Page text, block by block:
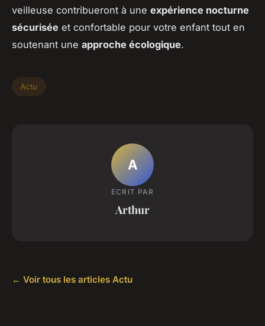
veilleuse contribueront à une expérience nocturne
sécurisée et confortable pour votre enfant tout en
soutenant une approche écologique.
Actu
A
ECRIT PAR
Arthur
← Voir tous les articles Actu